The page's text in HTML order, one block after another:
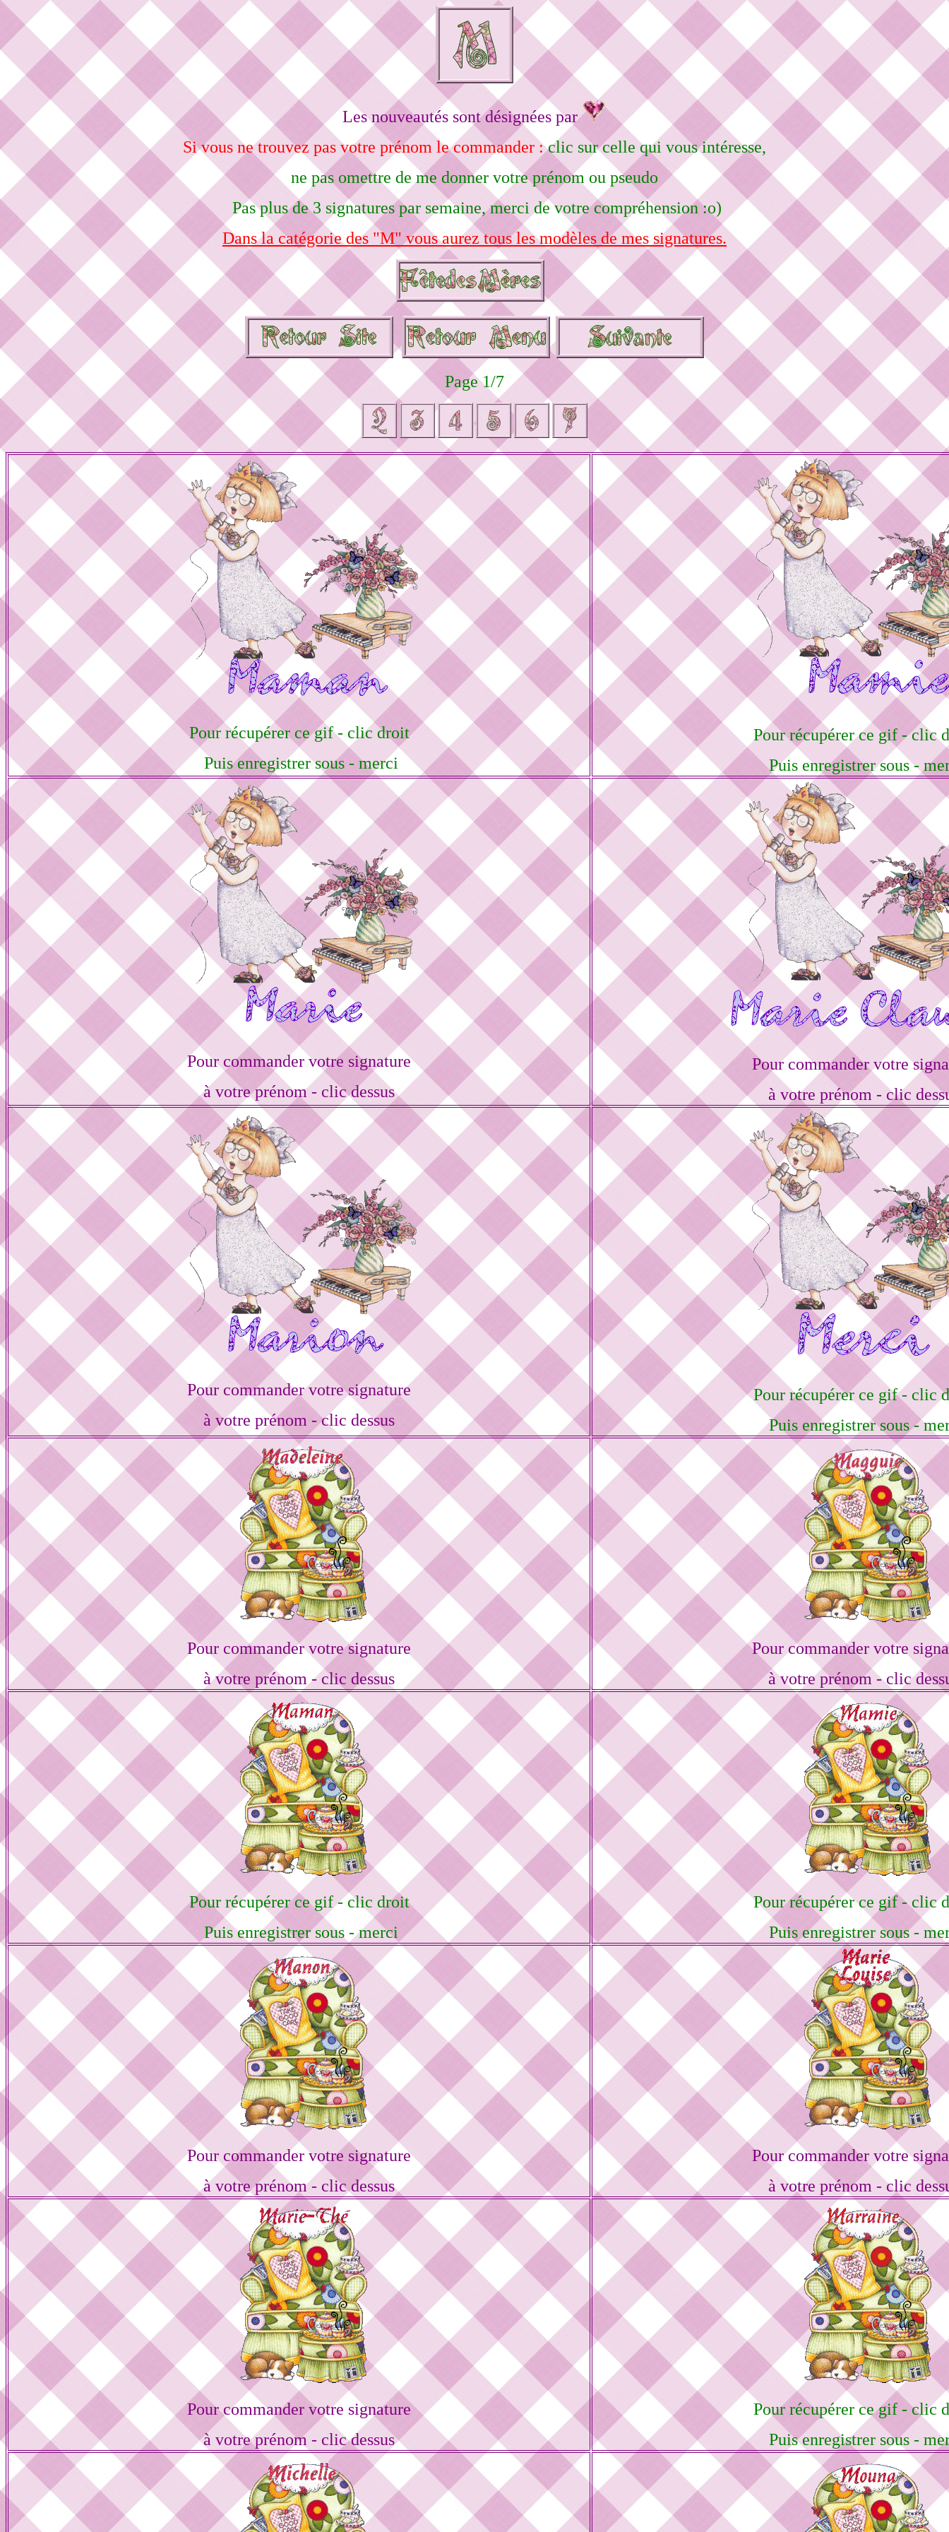
Les nouveautés sont désignées par
Si vous ne trouvez pas votre prénom le commander :clic sur celle qui vous intéresse,
ne pas omettre de me donner votre prénom ou pseudo
Pas plus de 3 signatures par semaine, merci de votre compréhension :o)
Dans la catégorie des "M" vous aurez tous les modèles de mes signatures.
Page 1/7
Pour récupérer ce gif - clic droit
Puis enregistrer sous - merci
Pour récupérer ce gif - clic
Puis enregistrer sous -
Pour commander votre signature
à votre prénom - clic dessus
Pour commander votre
à votre prénom - clic
Pour commander votre signature
à votre prénom - clic dessus
Pour récupérer ce gif - clic
Puis enregistrer sous -
Pour commander votre signature
à votre prénom - clic dessus
Pour commander votre
à votre prénom - clic
Pour récupérer ce gif - clic droit
Puis enregistrer sous - merci
Pour récupérer ce gif - clic
Puis enregistrer sous -
Pour commander votre signature
à votre prénom - clic dessus
Pour commander votre
à votre prénom - clic
Pour commander votre signature
à votre prénom - clic dessus
Pour récupérer ce gif - clic
Puis enregistrer sous -